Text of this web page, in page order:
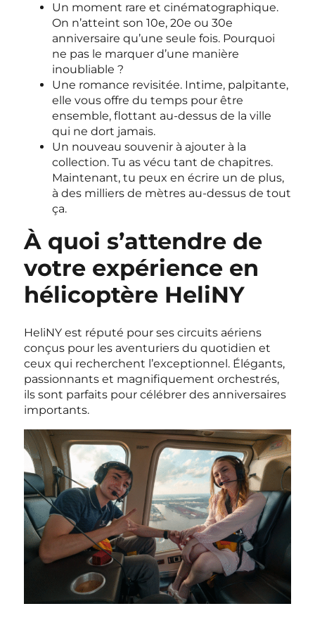
Un moment rare et cinématographique.
On n’atteint son 10e, 20e ou 30e
anniversaire qu’une seule fois. Pourquoi
ne pas le marquer d’une manière
inoubliable ?
Une romance revisitée. Intime, palpitante,
elle vous offre du temps pour être
ensemble, flottant au-dessus de la ville
qui ne dort jamais.
Un nouveau souvenir à ajouter à la
collection. Tu as vécu tant de chapitres.
Maintenant, tu peux en écrire un de plus,
à des milliers de mètres au-dessus de tout
ça.
À quoi s’attendre de
votre expérience en
hélicoptère HeliNY
HeliNY est réputé pour ses circuits aériens
conçus pour les aventuriers du quotidien et
ceux qui recherchent l’exceptionnel. Élégants,
passionnants et magnifiquement orchestrés,
ils sont parfaits pour célébrer des anniversaires
importants.